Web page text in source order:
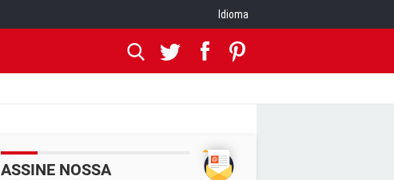
Idioma
ASSINE NOSSA